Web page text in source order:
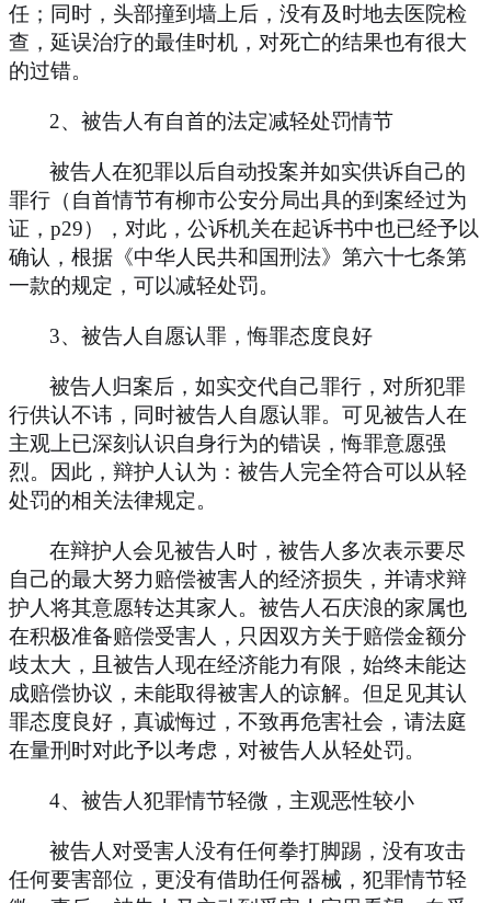
任；同时，头部撞到墙上后，没有及时地去医院检
查，延误治疗的最佳时机，对死亡的结果也有很大
的过错。
2、被告人有自首的法定减轻处罚情节
被告人在犯罪以后自动投案并如实供诉自己的
罪行（自首情节有柳市公安分局出具的到案经过为
证， p29），对此，公诉机关在起诉书中也已经予以
确认，根据《中华人民共和国刑法》第六十七条第
一款的规定，可以减轻处罚。
3、被告人自愿认罪，悔罪态度良好
被告人归案后，如实交代自己罪行，对所犯罪
行供认不讳，同时被告人自愿认罪。可见被告人在
主观上已深刻认识自身行为的错误，悔罪意愿强
烈。因此，辩护人认为：被告人完全符合可以从轻
处罚的相关法律规定。
在辩护人会见被告人时，被告人多次表示要尽
自己的最大努力赔偿被害人的经济损失，并请求辩
护人将其意愿转达其家人。被告人石庆浪的家属也
在积极准备赔偿受害人，只因双方关于赔偿金额分
歧太大，且被告人现在经济能力有限，始终未能达
成赔偿协议，未能取得被害人的谅解。但足见其认
罪态度良好，真诚悔过，不致再危害社会，请法庭
在量刑时对此予以考虑，对被告人从轻处罚。
4、被告人犯罪情节轻微，主观恶性较小
被告人对受害人没有任何拳打脚踢，没有攻击
任何要害部位，更没有借助任何器械，犯罪情节轻